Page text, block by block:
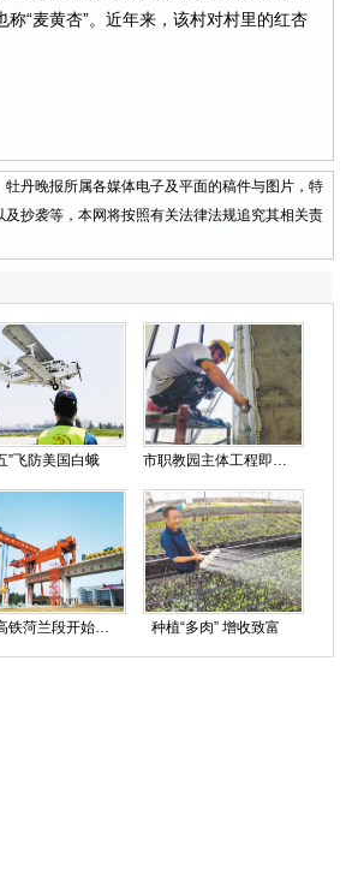
“麦黄杏”。近年来，该村对村里的红杏
丹晚报所属各媒体电子及平面的稿件与图片，特
抄袭等，本网将按照有关法律法规追究其相关责
”飞防美国白蛾 市职教园主体工程即将竣工
鲁南高铁菏兰段开始架梁施工 种植“多肉” 增收致富